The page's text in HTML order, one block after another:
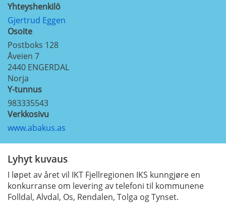
Yhteyshenkilö
Gjertrud Eggen
Osoite
Postboks 128
Åveien 7
2440 ENGERDAL
Norja
Y-tunnus
983335543
Verkkosivu
www.abakus.as
Lyhyt kuvaus
I løpet av året vil IKT Fjellregionen IKS kunngjøre en
konkurranse om levering av telefoni til kommunene
Folldal, Alvdal, Os, Rendalen, Tolga og Tynset.